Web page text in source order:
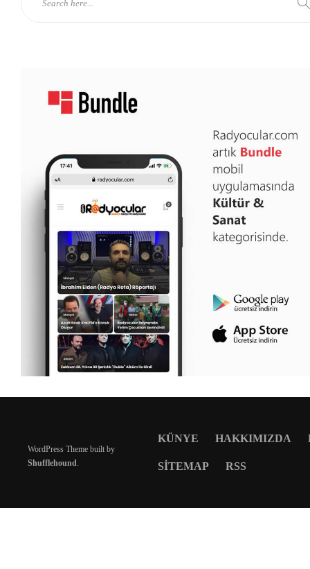
WordPress Theme built by
Shufflehound.
KÜNYE HAKKIMIZDA
SITEMAP RSS